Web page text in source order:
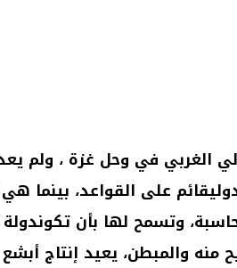
الغربي في وحل غزة ، ولم
على القواعد، بينما هي
وتسمح لها بأن تكوندولة
منه والمبطن، يعيد إنتاج أبشع